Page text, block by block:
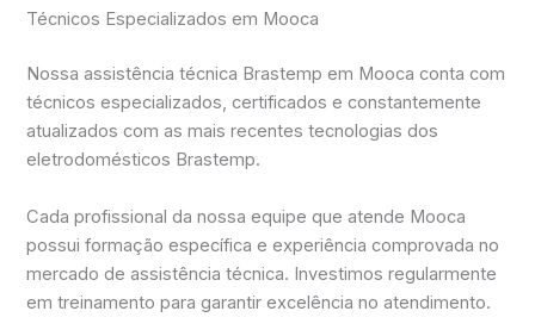
Técnicos Especializados em Mooca
Nossa assistência técnica Brastemp em Mooca conta com
técnicos especializados, certificados e constantemente
atualizados com as mais recentes tecnologias dos
eletrodomésticos Brastemp.
Cada profissional da nossa equipe que atende Mooca
possui formação específica e experiência comprovada no
mercado de assistência técnica. Investimos regularmente
em treinamento para garantir excelência no atendimento.